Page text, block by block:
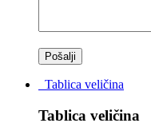
Tablica veličina
Tablica veličina